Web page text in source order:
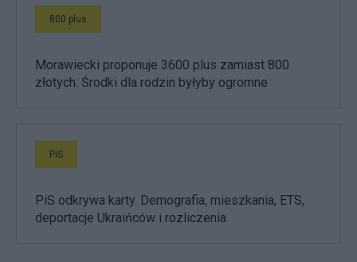
800 plus
Morawiecki proponuje 3600 plus zamiast 800
złotych. Środki dla rodzin byłyby ogromne
PiS
PiS odkrywa karty. Demografia, mieszkania, ETS,
deportacje Ukraińców i rozliczenia